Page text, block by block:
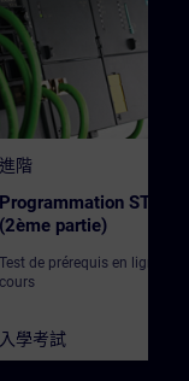
進階
Programmation STEP7
(2ème partie)
Test de prérequis en ligne
cours
入學考試